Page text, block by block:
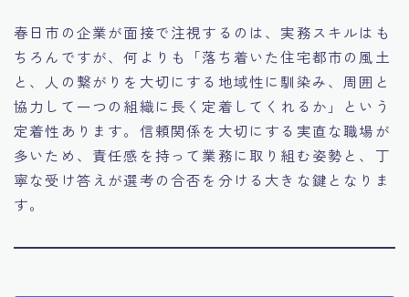
春日市の企業が面接で注視するのは、実務スキルはも
ちろんですが、何よりも「落ち着いた住宅都市の風土
と、人の繋がりを大切にする地域性に馴染み、周囲と
協力して一つの組織に長く定着してくれるか」という
定着性あります。信頼関係を大切にする実直な職場が
多いため、責任感を持って業務に取り組む姿勢と、丁
寧な受け答えが選考の合否を分ける大きな鍵となりま
す。